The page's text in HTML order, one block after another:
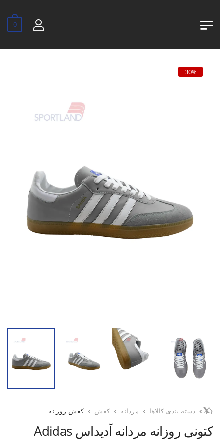
0
30%
دسته بندی کالاها مردانه کفش کفش روزانه
کتونی روزانه مردانه آدیداس Adidas